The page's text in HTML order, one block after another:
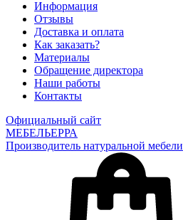
Информация
Отзывы
Доставка и оплата
Как заказать?
Материалы
Обращение директора
Наши работы
Контакты
Официальный сайт
МЕБЕЛЬЕРРА
Производитель натуральной мебели